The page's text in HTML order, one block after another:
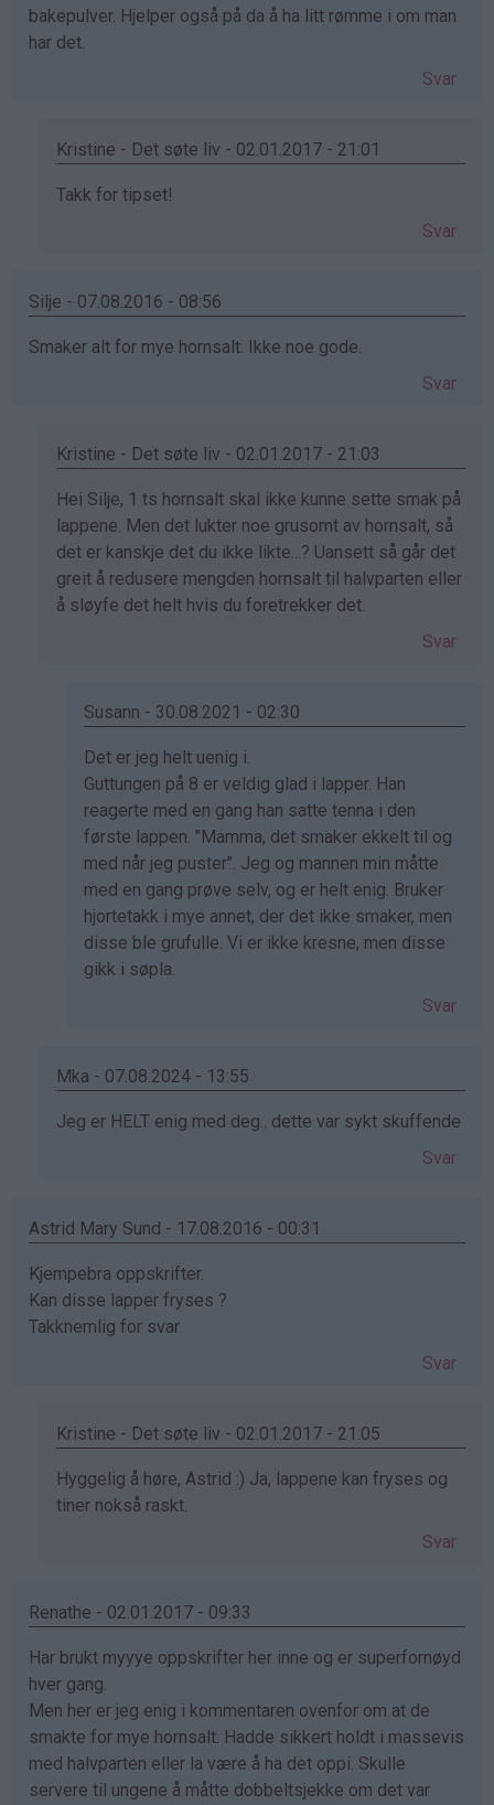
bakepulver. Hjelper også på da å ha litt rømme i om man
har det.
Svar
Kristine - Det søte liv - 02.01.2017 - 21:01
Som
Jan
bekreftet)
Takk for tipset!
Svar
Silje - 07.08.2016 - 08:56
Smaker alt for mye hornsalt. Ikke noe gode.
Svar
Kristine - Det søte liv - 02.01.2017 - 21:03
Som
svar
på
av
Silje
Hei Silje, 1 ts hornsalt skal ikke kunne sette smak på
lappene. Men det lukter noe grusomt av hornsalt, så
det er kanskje det du ikke likte...? Uansett så går det
greit å redusere mengden hornsalt til halvparten eller
å sløyfe det helt hvis du foretrekker det.
Svar
Susann - 30.08.2021 - 02:30
Som
svar
på
av
Kristine
-
Det…
Det er jeg helt uenig i.
Guttungen på 8 er veldig glad i lapper. Han
reagerte med en gang han satte tenna i den
første lappen. "Mamma, det smaker ekkelt til og
med når jeg puster". Jeg og mannen min måtte
med en gang prøve selv, og er helt enig. Bruker
hjortetakk i mye annet, der det ikke smaker, men
disse ble grufulle. Vi er ikke kresne, men disse
gikk i søpla.
Svar
Mka - 07.08.2024 - 13:55
Som
Silje
bekreftet)
Jeg er HELT enig med deg.. dette var sykt skuffende
Svar
Astrid Mary Sund - 17.08.2016 - 00:31
Kjempebra oppskrifter.
Kan disse lapper fryses ?
Takknemlig for svar
Svar
Kristine - Det søte liv - 02.01.2017 - 21:05
Som
svar
Mary
(ikke
bekreftet)
Hyggelig å høre, Astrid :) Ja, lappene kan fryses og
tiner nokså raskt.
Svar
Renathe - 02.01.2017 - 09:33
Har brukt myyye oppskrifter her inne og er superfornøyd
hver gang.
Men her er jeg enig i kommentaren ovenfor om at de
smakte for mye hornsalt. Hadde sikkert holdt i massevis
med halvparten eller la være å ha det oppi. Skulle
servere til ungene å måtte dobbeltsjekke om det var